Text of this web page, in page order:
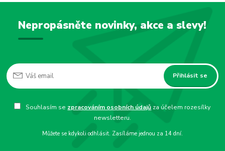
Nepropásněte novinky, akce a slevy!
Přihlásit se
Souhlasím se zpracováním osobních údajů za účelem rozesílky
newsletteru.
Můžete se kdykoli odhlásit. Zasíláme jednou za 14 dní.